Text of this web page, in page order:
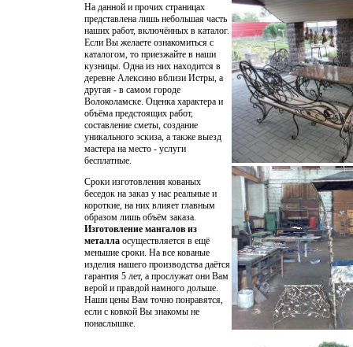
На данной и прочих страницах
представлена лишь небольшая часть
наших работ, включённых в каталог.
Если Вы желаете ознакомиться с
каталогом, то приезжайте в наши
кузницы. Одна из них находится в
деревне Алексино вблизи Истры, а
другая - в самом городе
Волоколамске. Оценка характера и
объёма предстоящих работ,
составление сметы, создание
уникального эскиза, а также выезд
мастера на место - услуги
бесплатные.
Сроки изготовления кованых
беседок на заказ у нас реальные и
короткие, на них влияет главным
образом лишь объём заказа.
Изготовление мангалов из
металла осуществляется в ещё
меньшие сроки. На все кованые
изделия нашего производства даётся
гарантия 5 лет, а прослужат они Вам
верой и правдой намного дольше.
Наши цены Вам точно понравятся,
если с ковкой Вы знакомы не
понаслышке.